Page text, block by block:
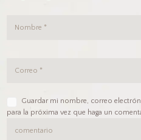
Guardar mi nombre, correo
para la próxima vez que haga un